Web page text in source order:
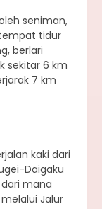
seniman,
tidur
berlari
sekitar 6 km
7 km
kaki dari
Daigaku
mana
Jalur